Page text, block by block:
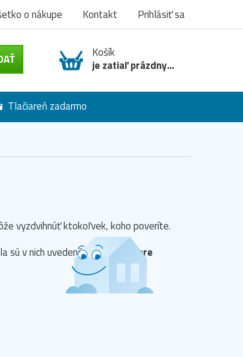
o nákupe Kontakt Prihlásiť sa
Košík
je zatiaľ prázdny...
Tlačiareň zadarmo
vyzdvihnúť ktokoľvek, koho poveríte.
sú v nich uvedenépodmienky pre